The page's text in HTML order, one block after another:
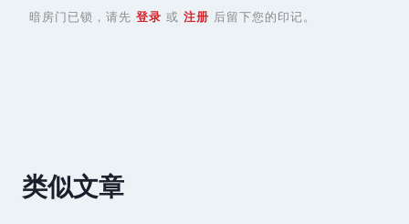
暗房门已锁，请先 登录 或 注册 后留下您的印记。
类似文章